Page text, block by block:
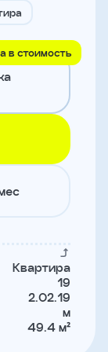
в стоимость
Квартира
19
2.02.19
м
49.4 м²